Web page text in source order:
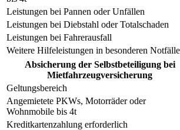
Leistungen bei Pannen oder Unfällen
Leistungen bei Diebstahl oder Totalschaden
Leistungen bei Fahrerausfall
Weitere Hilfeleistungen in besonderen
Absicherung der Selbstbeteiligung bei
Mietfahrzeugversicherung
Geltungsbereich
Angemietete PKWs, Motorräder oder
Wohnmobile bis 4t
Kreditkartenzahlung erforderlich